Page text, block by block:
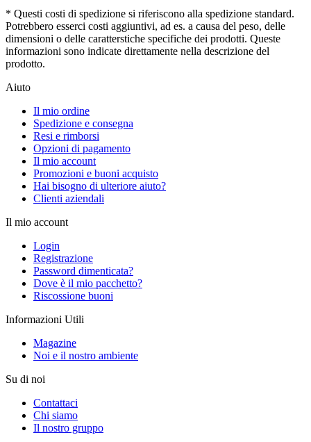
* Questi costi di spedizione si riferiscono alla spedizione standard.
Potrebbero esserci costi aggiuntivi, ad es. a causa del peso, delle
dimensioni o delle caratterstiche specifiche dei prodotti. Queste
informazioni sono indicate direttamente nella descrizione del
prodotto.
Aiuto
Il mio ordine
Spedizione e consegna
Resi e rimborsi
Opzioni di pagamento
Il mio account
Promozioni e buoni acquisto
Hai bisogno di ulteriore aiuto?
Clienti aziendali
Il mio account
Login
Registrazione
Password dimenticata?
Dove è il mio pacchetto?
Riscossione buoni
Informazioni Utili
Magazine
Noi e il nostro ambiente
Su di noi
Contattaci
Chi siamo
Il nostro gruppo